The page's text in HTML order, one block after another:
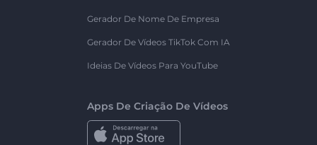
Gerador De Nome De Empresa
Gerador De Vídeos TikTok Com IA
Ideias De Vídeos Para YouTube
Apps De Criação De Vídeos